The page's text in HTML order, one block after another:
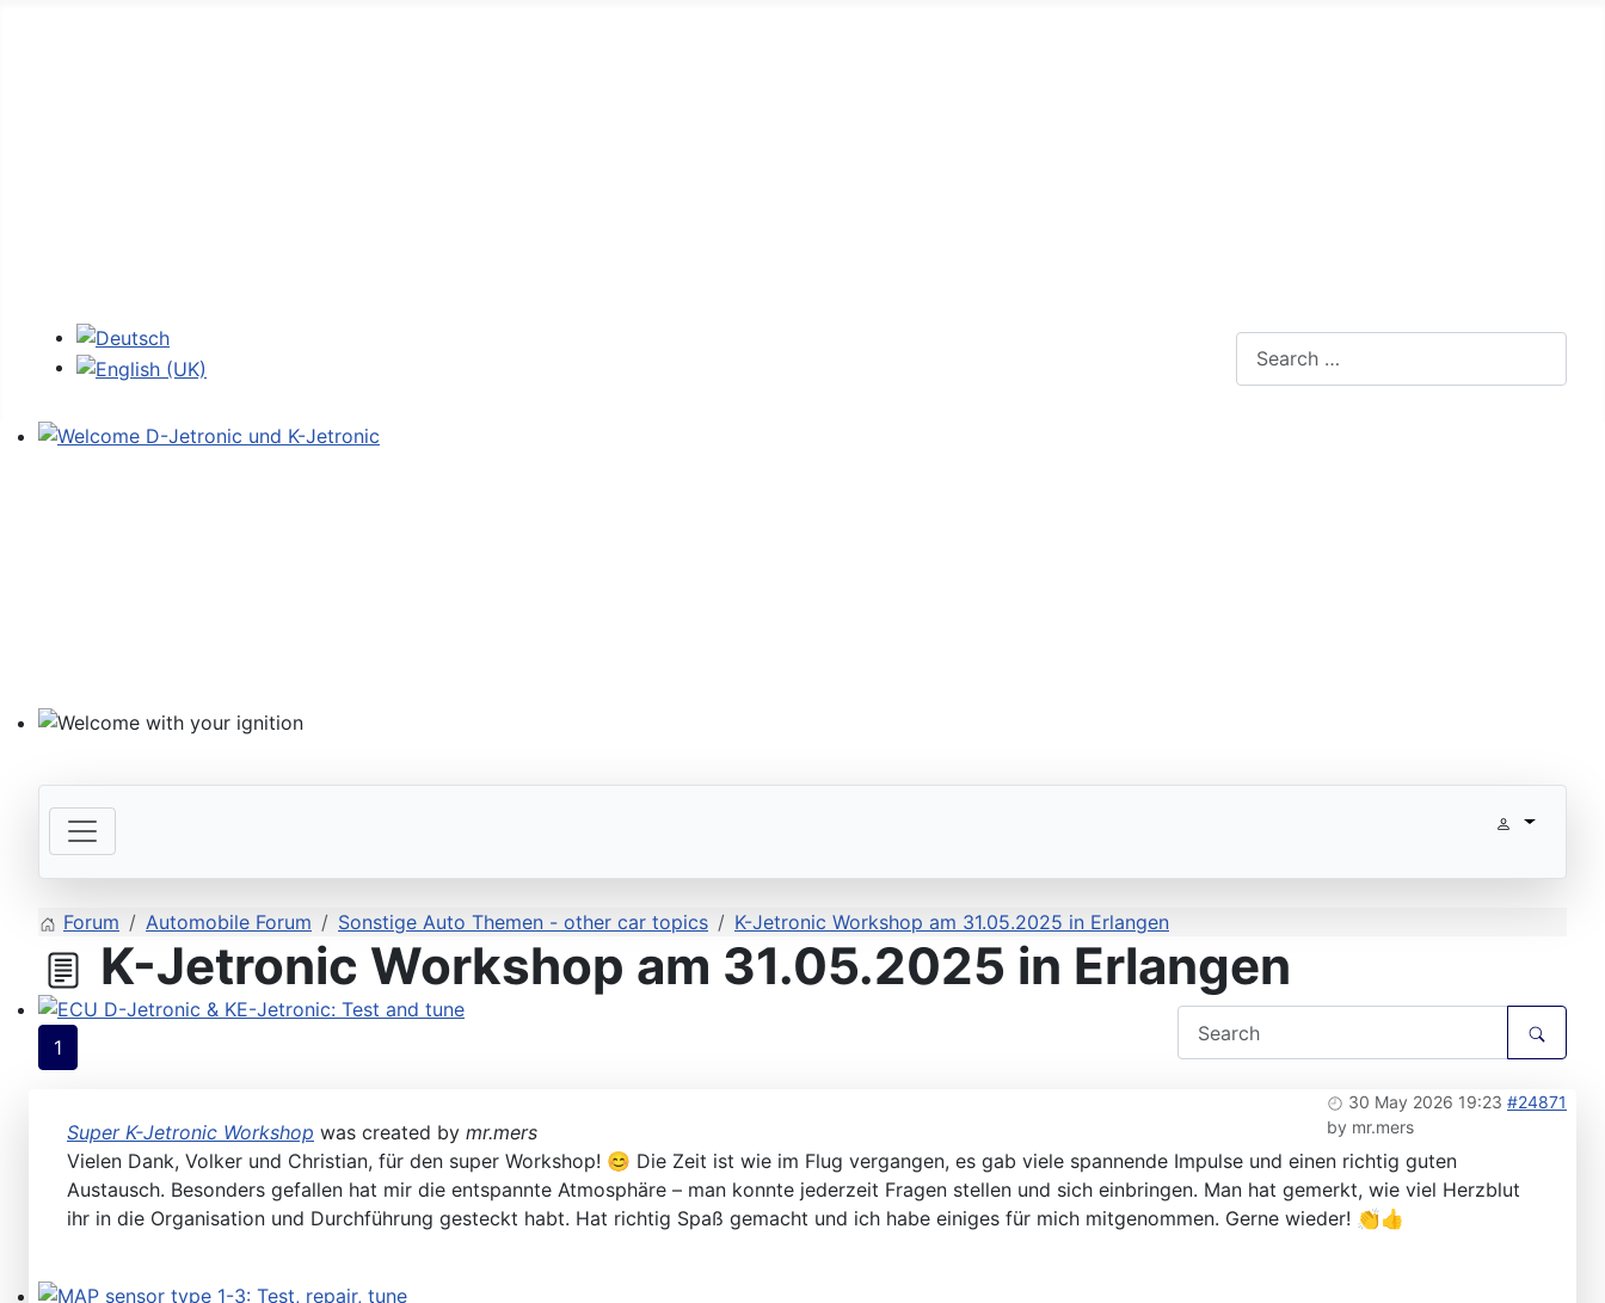
Select your language
ECU D-Jetronic & KE-Jetronic: Test and tune
Forum Automobile Forum Sonstige Auto Themen - other car topics K-Jetronic Workshop am 31.05.2025 in Erlangen
K-Jetronic Workshop am 31.05.2025 in Erlangen
1
30 May 2026 19:23 #24871
by mr.mers
Super K-Jetronic Workshop was created by mr.mers
Vielen Dank, Volker und Christian, für den super Workshop! 😊 Die Zeit ist wie im Flug vergangen, es gab viele spannende Impulse und einen richtig guten
Austausch. Besonders gefallen hat mir die entspannte Atmosphäre – man konnte jederzeit Fragen stellen und sich einbringen. Man hat gemerkt, wie viel Herzblut
ihr in die Organisation und Durchführung gesteckt habt. Hat richtig Spaß gemacht und ich habe einiges für mich mitgenommen. Gerne wieder! 👏👍